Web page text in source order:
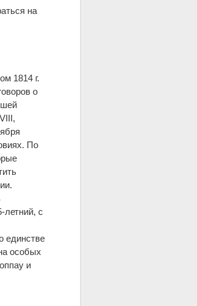
на
1814 г.
о
По
летний, с
единстве
особых
и